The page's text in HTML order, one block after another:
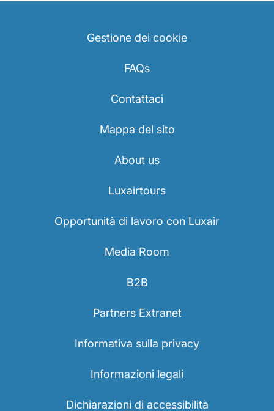
Gestione dei cookie
FAQs
Contattaci
Mappa del sito
About us
Luxairtours
Opportunità di lavoro con Luxair
Media Room
B2B
Partners Extranet
Informativa sulla privacy
Informazioni legali
Dichiarazioni di accessibilità